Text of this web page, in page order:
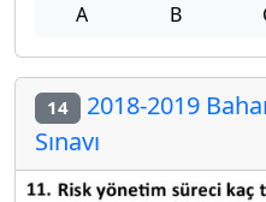
A B
14 2018-2019
Sınavı